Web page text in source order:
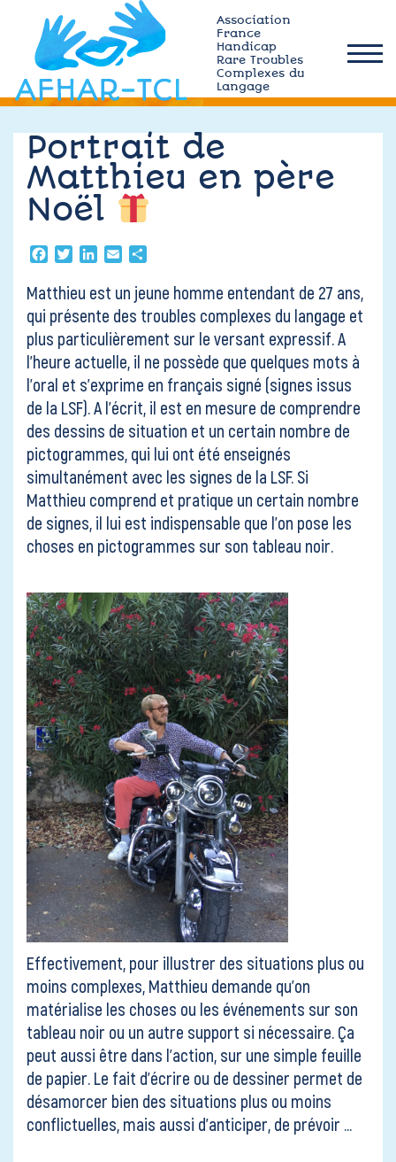
content
afhar-
tcl
Association
France
Handicap
Rare Troubles
Complexes du
Langage
Qui sommes-nous ?
Actualités
Ressources TCL
Adhérez
Contact
Portrait de
Matthieu en père
Noël
FacebookTwitterLinkedIn
Email
Matthieu est un jeune homme entendant de 27 ans,
qui présente des troubles complexes du langage et
plus particulièrement sur le versant expressif. A
l’heure actuelle, il ne possède que quelques mots à
l’oral et s’exprime en français signé (signes issus
de la LSF). A l’écrit, il est en mesure de comprendre
des dessins de situation et un certain nombre de
pictogrammes, qui lui ont été enseignés
simultanément avec les signes de la LSF. Si
Matthieu comprend et pratique un certain nombre
de signes, il lui est indispensable que l’on pose les
choses en pictogrammes sur son tableau noir.
Effectivement, pour illustrer des situations plus ou
moins complexes, Matthieu demande qu’on
matérialise les choses ou les événements sur son
tableau noir ou un autre support si nécessaire. Ça
peut aussi être dans l’action, sur une simple feuille
de papier. Le fait d’écrire ou de dessiner permet de
désamorcer bien des situations plus ou moins
conflictuelles, mais aussi d’anticiper, de prévoir …